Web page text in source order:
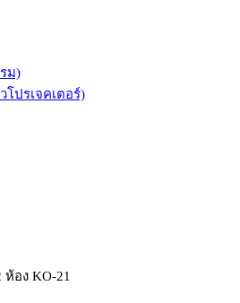
ม)
โปรเจคเตอร์)
อง KO-21